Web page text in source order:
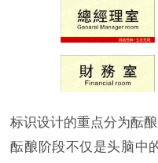
标识设计的重点分为酝
酝酿阶段不仅是头脑中